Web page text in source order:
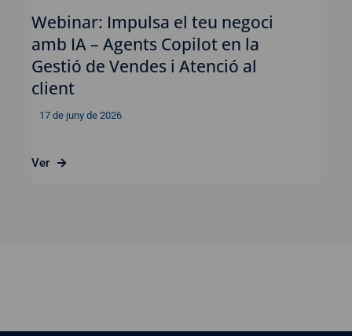
Webinar: Impulsa el teu negoci
amb IA – Agents Copilot en la
Gestió de Vendes i Atenció al
client
17 de juny de 2026
Ver